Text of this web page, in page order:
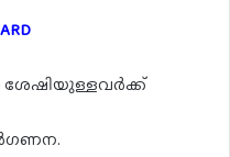
ശേഷിയുള്ളവർക്ക്